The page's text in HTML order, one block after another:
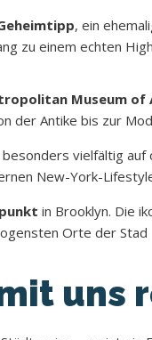
, ein
zu einem echten
Museum of
der Antike bis zur
vielfältig auf
New-York-
in Brooklyn. Die
Orte der Stad
uns